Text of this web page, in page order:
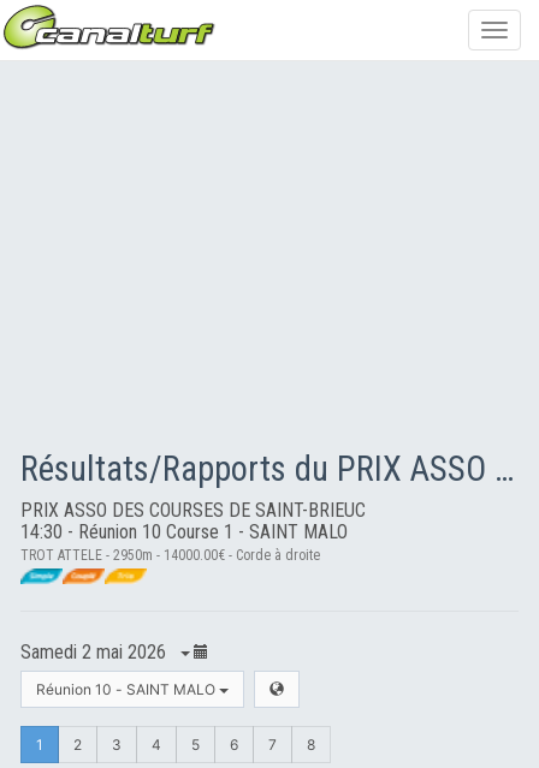
Résultats/Rapports du PRIX ASSO DES COURSES DE SAINT-BRIEUC
PRIX ASSO DES COURSES DE SAINT-BRIEUC
14:30 - Réunion 10 Course 1 - SAINT MALO
TROT ATTELE - 2950m - 14000.00€ - Corde à droite
Samedi 2 mai 2026
Réunion 10 - SAINT MALO
1 2 3 4 5 6 7 8